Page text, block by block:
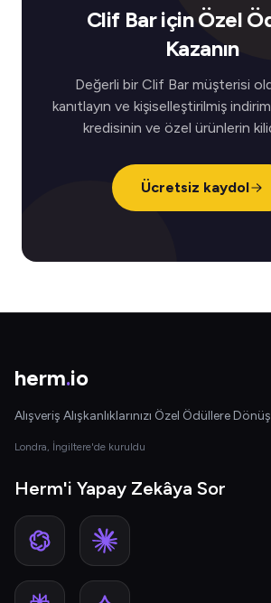
Clif Bar için Özel
Kazanın
Değerli bir Clif Bar müşterisi
kanıtlayın ve kişiselleştirilmiş
kredisinin ve özel ürünlerin
Ücretsiz kaydol
herm.io
Alışveriş Alışkanlıklarınızı Özel Ödüllere
Londra, İngiltere'de kuruldu
Herm'i Yapay Zekâya Sor